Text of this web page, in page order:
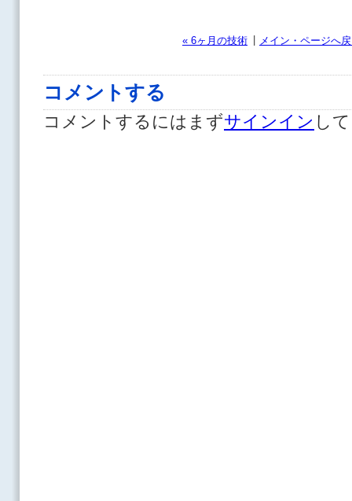
« 6ヶ月の技術 メイン・ページへ
コメントする
コメントするにはまずサインイン し